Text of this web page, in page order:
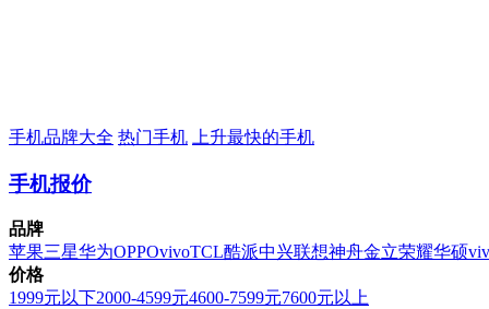
手机品牌大全 热门手机 上升最快的手机
手机报价
品牌
苹果三星华为OPPOvivoTCL酷派中兴联想神舟金立荣耀华硕
价格
1999元以下2000-4599元4600-7599元7600元以上